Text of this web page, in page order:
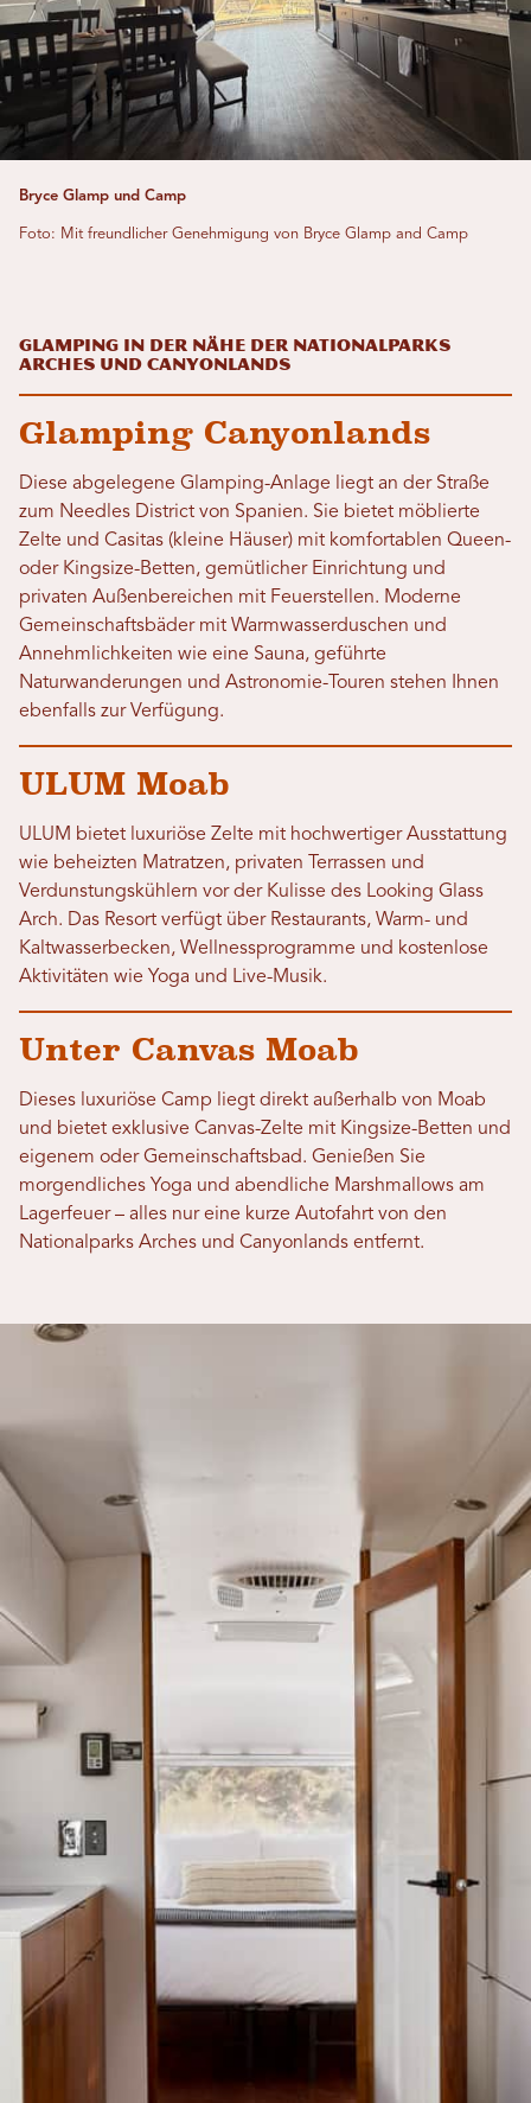
Bryce Glamp und Camp
Foto: Mit freundlicher Genehmigung von Bryce Glamp and Camp
Glamping in der Nähe der Nationalparks
Arches und Canyonlands
Glamping Canyonlands
Diese abgelegene Glamping-Anlage liegt an der Straße
zum Needles District von Spanien. Sie bietet möblierte
Zelte und Casitas (kleine Häuser) mit komfortablen Queen-
oder Kingsize-Betten, gemütlicher Einrichtung und
privaten Außenbereichen mit Feuerstellen. Moderne
Gemeinschaftsbäder mit Warmwasserduschen und
Annehmlichkeiten wie eine Sauna, geführte
Naturwanderungen und Astronomie-Touren stehen Ihnen
ebenfalls zur Verfügung.
ULUM Moab
ULUM bietet luxuriöse Zelte mit hochwertiger Ausstattung
wie beheizten Matratzen, privaten Terrassen und
Verdunstungskühlern vor der Kulisse des Looking Glass
Arch. Das Resort verfügt über Restaurants, Warm- und
Kaltwasserbecken, Wellnessprogramme und kostenlose
Aktivitäten wie Yoga und Live-Musik.
Unter Canvas Moab
Dieses luxuriöse Camp liegt direkt außerhalb von Moab
und bietet exklusive Canvas-Zelte mit Kingsize-Betten und
eigenem oder Gemeinschaftsbad. Genießen Sie
morgendliches Yoga und abendliche Marshmallows am
Lagerfeuer – alles nur eine kurze Autofahrt von den
Nationalparks Arches und Canyonlands entfernt.